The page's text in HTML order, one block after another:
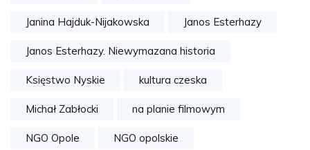
Janina Hajduk-Nijakowska Janos Esterhazy
Janos Esterhazy. Niewymazana historia
Księstwo Nyskie kultura czeska
Michał Zabłocki na planie filmowym
NGO Opole NGO opolskie